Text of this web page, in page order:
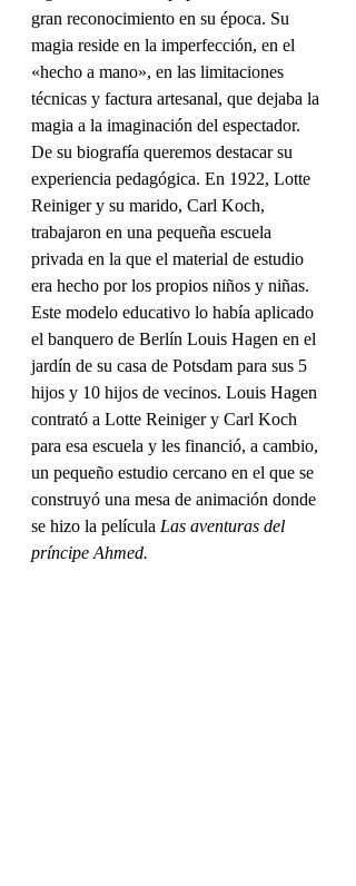
gran reconocimiento en su época. Su
magia reside en la imperfección, en el
«hecho a mano», en las limitaciones
técnicas y factura artesanal, que dejaba la
magia a la imaginación del espectador.
De su biografía queremos destacar su
experiencia pedagógica. En 1922, Lotte
Reiniger y su marido, Carl Koch,
trabajaron en una pequeña escuela
privada en la que el material de estudio
era hecho por los propios niños y niñas.
Este modelo educativo lo había aplicado
el banquero de Berlín Louis Hagen en el
jardín de su casa de Potsdam para sus 5
hijos y 10 hijos de vecinos. Louis Hagen
contrató a Lotte Reiniger y Carl Koch
para esa escuela y les financió, a cambio,
un pequeño estudio cercano en el que se
construyó una mesa de animación donde
se hizo la película Las aventuras del
príncipe Ahmed.